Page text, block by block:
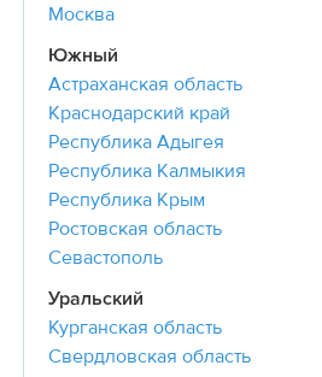
Москва
Южный
Астраханская область
Краснодарский край
Республика Адыгея
Республика Калмыкия
Республика Крым
Ростовская область
Севастополь
Уральский
Курганская область
Свердловская область